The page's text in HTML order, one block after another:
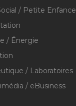
/ Petite Enfance
/ Énergie
/ Laboratoires
/ eBusiness